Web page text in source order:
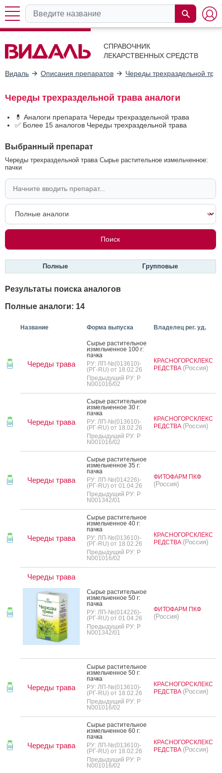
СПРАВОЧНИК
ЛЕКАРСТВЕННЫХ СРЕДСТВ
Видаль Описания препаратов Череды трехраздельной
Череды трехраздельной трава аналоги
💊 Аналоги препарата Череды трехраздельной трава
✅ Более 15 аналогов Череды трехраздельной трава
Выбранный препарат
Череды трехраздельной трава Сырье растительное измельченное:
пачки
Полные Групповые
Результаты поиска аналогов
Полные аналоги: 14
Название Форма выпуска Владелец рег. уд.
Череды трава
Сырье рас­ти­тель­ное
из­мель­чен­ное 100 г:
пач­ка
РУ: ЛП-№(013610)-
(РГ-RU) от 18.02.26
Предыдущий РУ: Р
N001016/02
КРАСНОГОРСКЛЕКС
РЕДСТВА (Россия)
Череды трава
Сырье рас­ти­тель­ное
из­мель­чен­ное 30 г:
пач­ка
РУ: ЛП-№(013610)-
(РГ-RU) от 18.02.26
Предыдущий РУ: Р
N001016/02
КРАСНОГОРСКЛЕКС
РЕДСТВА (Россия)
Череды трава
Сырье рас­ти­тель­ное
из­мель­чен­ное 35 г:
пач­ка
РУ: ЛП-№(014226)-
(РГ-RU) от 01.04.26
Предыдущий РУ: Р
N001342/01
ФИТОФАРМ ПКФ
(Россия)
Череды трава
Сырье рас­ти­тель­ное
из­мель­чен­ное 40 г:
пач­ка
РУ: ЛП-№(013610)-
(РГ-RU) от 18.02.26
Предыдущий РУ: Р
N001016/02
КРАСНОГОРСКЛЕКС
РЕДСТВА (Россия)
Череды трава
Сырье рас­ти­тель­ное
из­мель­чен­ное 50 г:
пач­ка
РУ: ЛП-№(014226)-
(РГ-RU) от 01.04.26
Предыдущий РУ: Р
N001342/01
ФИТОФАРМ ПКФ
(Россия)
Череды трава
Сырье рас­ти­тель­ное
из­мель­чен­ное 50 г:
пач­ка
РУ: ЛП-№(013610)-
(РГ-RU) от 18.02.26
Предыдущий РУ: Р
N001016/02
КРАСНОГОРСКЛЕКС
РЕДСТВА (Россия)
Череды трава
Сырье рас­ти­тель­ное
из­мель­чен­ное 60 г:
пач­ка
РУ: ЛП-№(013610)-
(РГ-RU) от 18.02.26
Предыдущий РУ: Р
N001016/02
КРАСНОГОРСКЛЕКС
РЕДСТВА (Россия)